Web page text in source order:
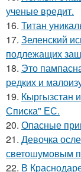
ученые вредит.
16. Титан
17. Зеленский
подлежащих
18. Это
редких и
19. Кыргызстан
Списка" ЕС.
20. Опасные
21. Девочка
светошумовым
22. В